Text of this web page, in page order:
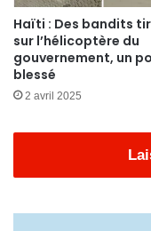
Haïti : Des bandits
sur l’hélicoptère du
gouvernement, un
blessé
2 avril 2025